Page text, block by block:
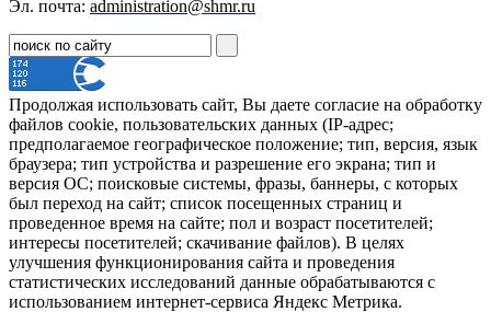
Эл. почта: administration@shmr.ru
Продолжая использовать сайт, Вы даете согласие на обработку
файлов cookie, пользовательских данных (IP-адрес;
предполагаемое географическое положение; тип, версия, язык
браузера; тип устройства и разрешение его экрана; тип и
версия ОС; поисковые системы, фразы, баннеры, с которых
был переход на сайт; список посещенных страниц и
проведенное время на сайте; пол и возраст посетителей;
интересы посетителей; скачивание файлов). В целях
улучшения функционирования сайта и проведения
статистических исследований данные обрабатываются с
использованием интернет-сервиса Яндекс Метрика.